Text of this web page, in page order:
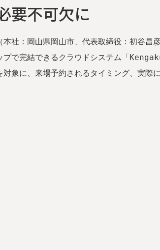
要不可欠に
社：岡山県岡山市、代表取締役：初谷昌
プで完結できるクラウドシステム「
象に、来場予約されるタイミング、実際